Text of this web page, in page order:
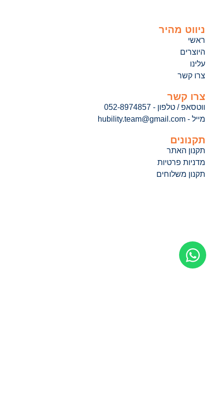
ניווט מהיר
ראשי
היוצרים
עלינו
צרו קשר
צרו קשר
ווטסאפ / טלפון - 052-8974857
מייל - hubility.team@gmail.com
תקנונים
תקנון האתר
מדניות פרטיות
תקנון משלוחים